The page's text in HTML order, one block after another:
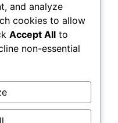
de Google
Google
and analyze
cookies to allow
Accept All to
non-essential